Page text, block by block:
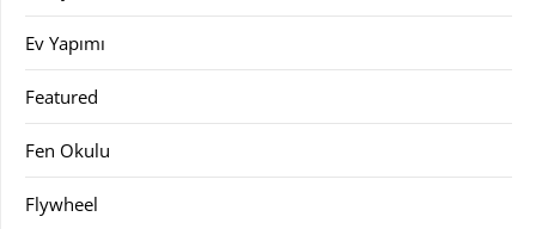
Ev Yapımı
Featured
Fen Okulu
Flywheel